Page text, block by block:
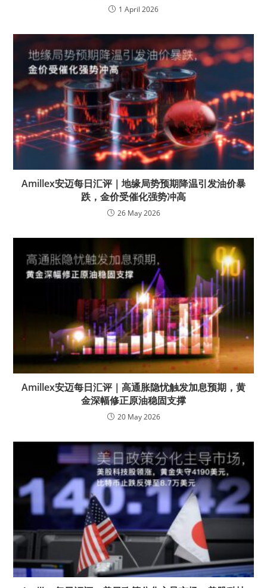
1 April 2026
Amillex安迈每日汇评｜地缘局势预期降温引发油价暴
跌，金价受催化强势冲高
26 May 2026
Amillex安迈每日汇评｜高通胀隐忧触发加息预期，黄
金深幅修正原油稳固支撑
20 May 2026